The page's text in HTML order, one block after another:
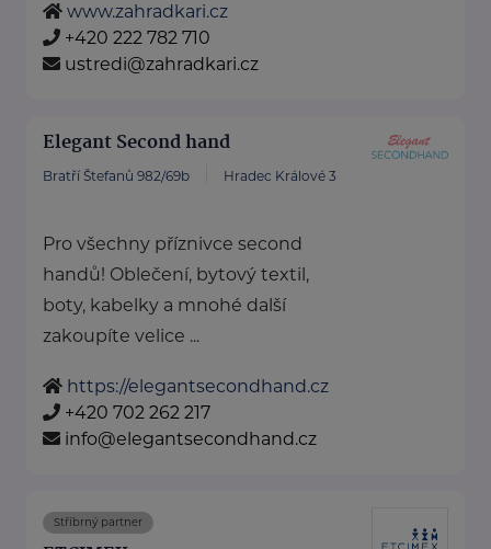
www.zahradkari.cz
+420 222 782 710
ustredi@zahradkari.cz
Elegant Second hand
Bratří Štefanů 982/69b Hradec Králové 3
Pro všechny příznivce second
handů! Oblečení, bytový textil,
boty, kabelky a mnohé další
zakoupíte velice ...
https://elegantsecondhand.cz
+420 702 262 217
info@elegantsecondhand.cz
Stříbrný partner